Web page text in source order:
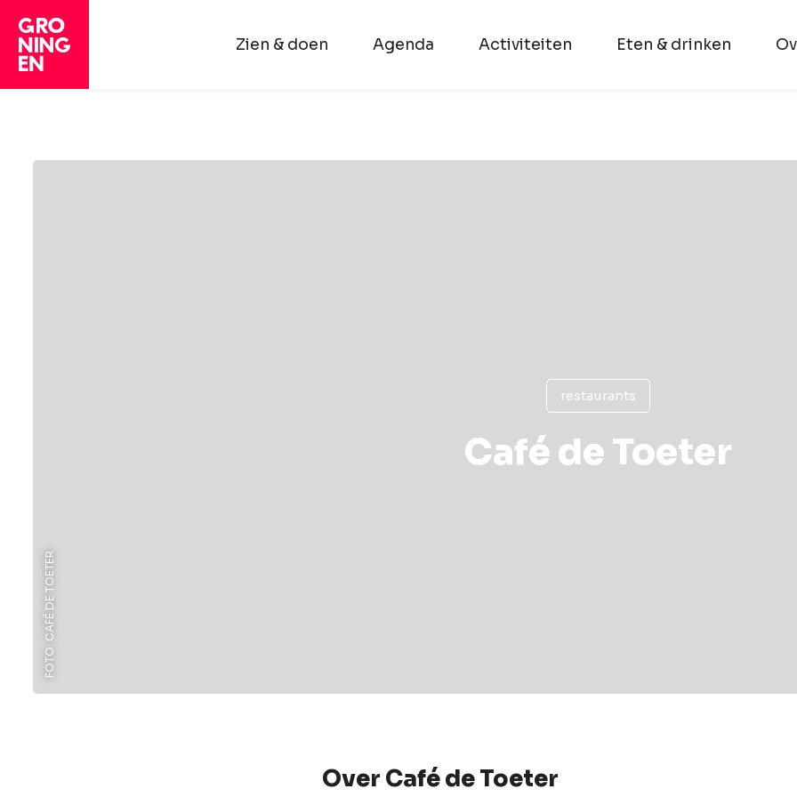
Zien & doen Agenda Activiteiten Eten & drinken
restaurants
Café de Toeter
FOTO: CAFÉ DE TOETER
Over Café de Toeter